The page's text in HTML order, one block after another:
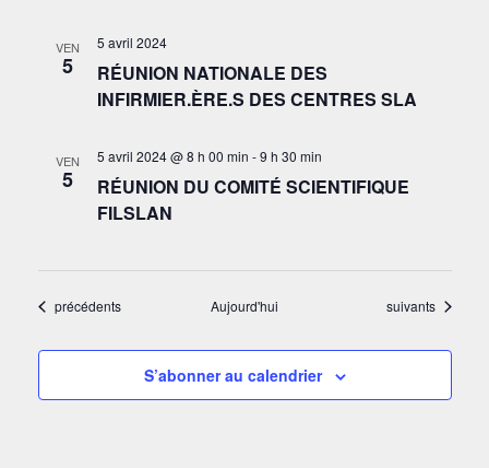
VEN
5
5 avril 2024
RÉUNION NATIONALE DES
INFIRMIER.ÈRE.S DES CENTRES SLA
VEN
5
5 avril 2024 @ 8 h 00 min -9 h 30 min
RÉUNION DU COMITÉ SCIENTIFIQUE
FILSLAN
Évènements
précédents Aujourd'hui Évènements
suivants
S’abonner au calendrier